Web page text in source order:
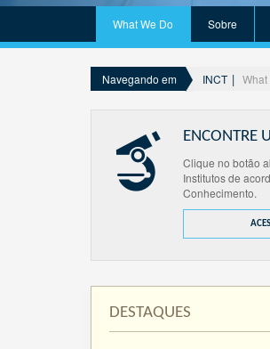
What We Do Sobre
Navegando em INCT What
ENCONTRE
Clique no botão
Institutos de
Conhecimento.
DESTAQUES